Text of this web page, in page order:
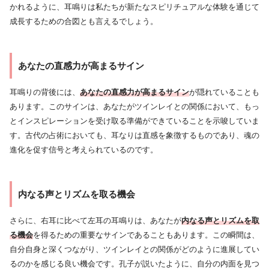
かれるように、耳鳴りは私たちが新たなスピリチュアルな体験を通じて
成長するための合図とも言えるでしょう。
あなたの直感力が高まるサイン
耳鳴りの背後には、 あなたの直感力が高まるサインが隠れていることも
あります。このサインは、あなたがツインレイとの関係において、もっ
とインスピレーションを受け取る準備ができていることを示唆していま
す。古代の占術においても、耳なりは直感を象徴するものであり、魂の
進化を促す信号と考えられているのです。
内なる声とリズムを取る機会
さらに、右耳に比べて左耳の耳鳴りは、あなたが内なる声とリズムを取
る機会を得るための重要なサインであることもあります。この瞬間は、
自分自身と深くつながり、ツインレイとの関係がどのように進展してい
るのかを感じる良い機会です。孔子が説いたように、自分の内面を見つ